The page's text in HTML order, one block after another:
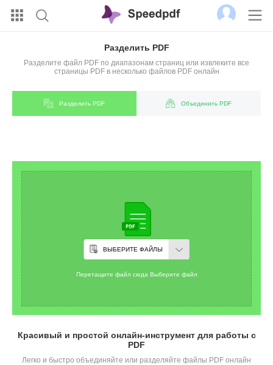
Разделить PDF
Разделите файл PDF по диапазонам страниц или извлеките все
страницы PDF в несколько файлов PDF онлайн
Разделить PDF Объединить PDF
ВЫБЕРИТЕ ФАЙЛЫ
Перетащите файл сюда Выберите файл
Красивый и простой онлайн-инструмент для работы с
PDF
Легко и быстро объединяйте или разделяйте файлы PDF онлайн